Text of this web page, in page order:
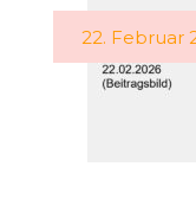
22. Februar